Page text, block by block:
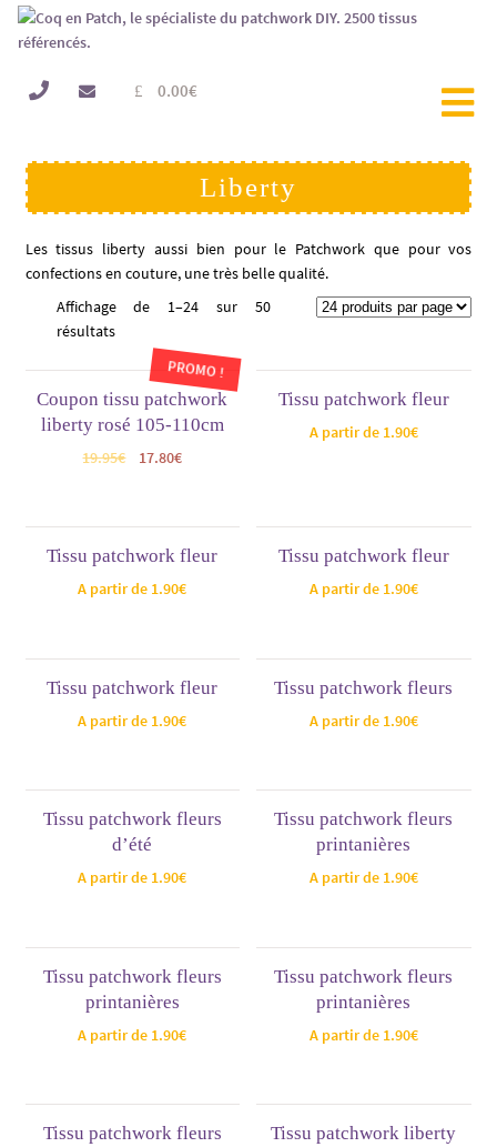
0.00€
Liberty
Les tissus liberty aussi bien pour le Patchwork que pour vos
confections en couture, une très belle qualité.
Affichage de 1–24 sur 50
résultats
PROMO !
Coupon tissu patchwork
liberty rosé 105-110cm
19.95€ 17.80€
Tissu patchwork fleur
A partir de 1.90€
Tissu patchwork fleur
A partir de 1.90€
Tissu patchwork fleur
A partir de 1.90€
Tissu patchwork fleur
A partir de 1.90€
Tissu patchwork fleurs
A partir de 1.90€
Tissu patchwork fleurs
d’été
A partir de 1.90€
Tissu patchwork fleurs
printanières
A partir de 1.90€
Tissu patchwork fleurs
printanières
A partir de 1.90€
Tissu patchwork fleurs
printanières
A partir de 1.90€
Tissu patchwork fleurs
Tissu patchwork liberty